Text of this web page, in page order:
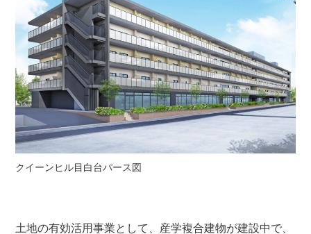
クイーンヒル目白台パース図
土地の有効活用事業として、産学複合建物が建設中で、